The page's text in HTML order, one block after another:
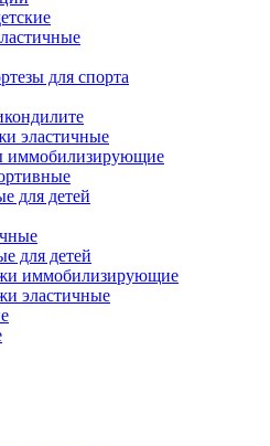
для спорта
эластичные
иммобилизирующие
для детей
для детей
иммобилизирующие
эластичные